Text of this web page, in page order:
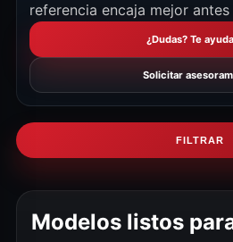
referencia encaja mejor
¿Dudas? Te
Solicitar
FILTRAR
Modelos listos